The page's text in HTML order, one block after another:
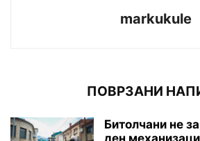
markukule
ПОВРЗАНИ
Битолчани не
ден